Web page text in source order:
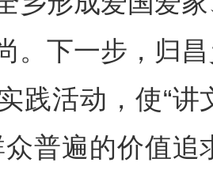
。下一步，归
践活动，使“
众普遍的价值